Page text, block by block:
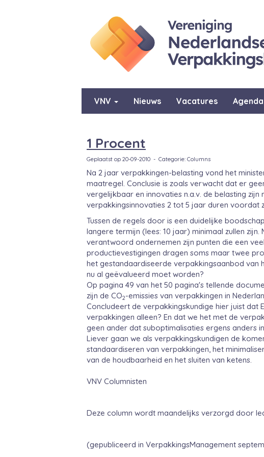
VNV Nieuws Vacatures Agenda
1 Procent
Geplaatst op 20-09-2010 - Categorie: Columns
Na 2 jaar verpakkingen-belasting vond het
maatregel. Conclusie is zoals verwacht dat er
vergelijkbaar en innovaties n.a.v. de belasting
verpakkingsinnovaties 2 tot 5 jaar duren voordat
Tussen de regels door is een duidelijke
langere termijn (lees: 10 jaar) minimaal zullen
verantwoord ondernemen zijn punten die een
productievestigingen dragen soms maar twee
het gestandaardiseerde verpakkingsaanbod
nu al geëvalueerd moet worden?
Op pagina 49 van het 50 pagina's tellende
zijn de CO2-emissies van verpakkingen in
Concludeert de verpakkingskundige hier juist
verpakkingen alleen? En dat we het met de
geen ander dat suboptimalisaties ergens anders
Liever gaan we als verpakkingskundigen de
standaardiseren van verpakkingen, het
van de houdbaarheid en het sluiten van ketens.
VNV Columnisten
Deze column wordt maandelijks verzorgd door
(gepubliceerd in VerpakkingsManagement